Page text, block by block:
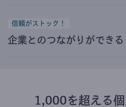
信頼がストック！
企業とのつながりができる
1,000を超える